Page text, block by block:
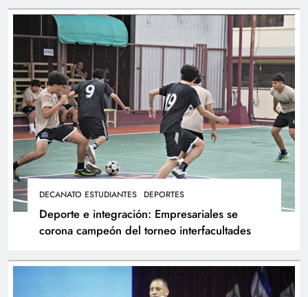
DECANATO ESTUDIANTES DEPORTES
Deporte e integración: Empresariales se
corona campeón del torneo interfacultades